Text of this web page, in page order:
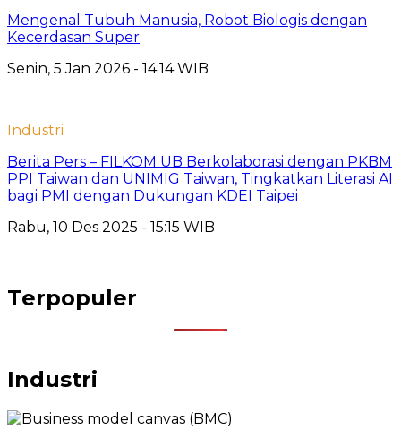
Mengenal Tubuh Manusia, Robot Biologis dengan
Kecerdasan Super
Senin, 5 Jan 2026 - 14:14 WIB
Industri
Berita Pers – FILKOM UB Berkolaborasi dengan PKBM
PPI Taiwan dan UNIMIG Taiwan, Tingkatkan Literasi AI
bagi PMI dengan Dukungan KDEI Taipei
Rabu, 10 Des 2025 - 15:15 WIB
Terpopuler
Industri